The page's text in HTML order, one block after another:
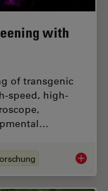
with
of transgenic
speed, high-